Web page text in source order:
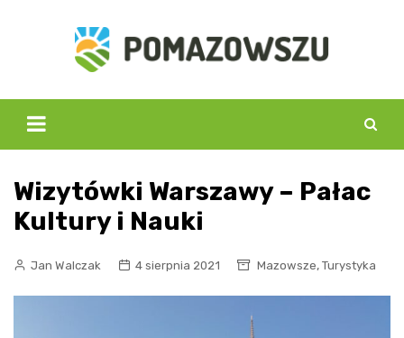
Wizytówki Warszawy – Pałac
Kultury i Nauki
Jan Walczak 4 sierpnia 2021 Mazowsze, Turystyka